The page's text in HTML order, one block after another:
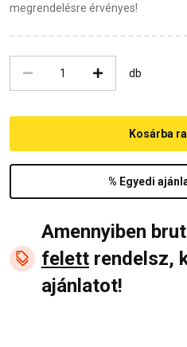
megrendelésre érvényes!
db
% Egyedi
Kosárba
Amennyiben
felett rendelsz,
ajánlatot!